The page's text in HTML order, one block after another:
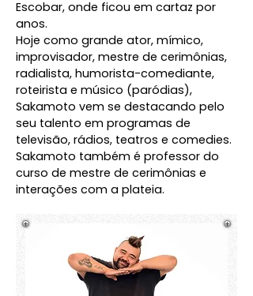
Escobar, onde ficou em cartaz por
anos.
Hoje como grande ator, mímico,
improvisador, mestre de cerimônias,
radialista, humorista-comediante,
roteirista e músico (paródias),
Sakamoto vem se destacando pelo
seu talento em programas de
televisão, rádios, teatros e comedies.
Sakamoto também é professor do
curso de mestre de cerimônias e
interações com a plateia.